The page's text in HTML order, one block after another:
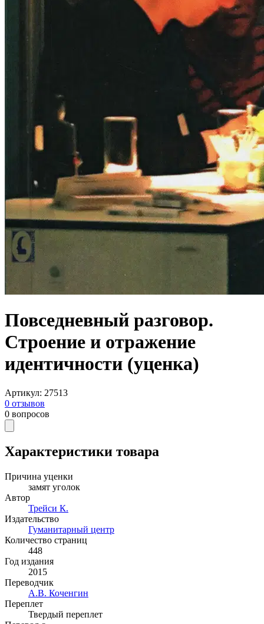
Повседневный разговор.
Строение и отражение
идентичности (уценка)
Артикул: 27513
0 отзывов
0 вопросов
Характеристики товара
Причина уценки
замят уголок
Автор
Трейси К.
Издательство
Гуманитарный центр
Количество страниц
448
Год издания
2015
Переводчик
А.В. Коченгин
Переплет
Твердый переплет